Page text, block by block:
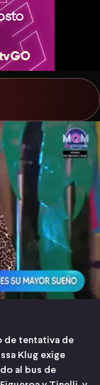
de tentativa de
Klug exige
al bus de